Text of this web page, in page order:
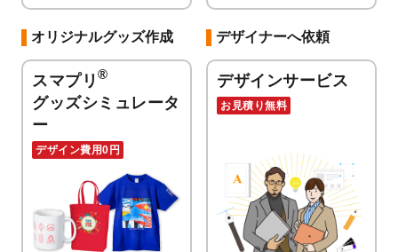
オリジナルグッズ作成
スマプリ ®
グッズシミュレータ
ー
デザイン費用0円
デザイナーへ依頼
デザインサービス
お見積り無料